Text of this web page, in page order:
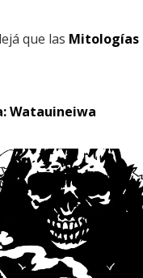
que las Mitologías
Watauineiwa